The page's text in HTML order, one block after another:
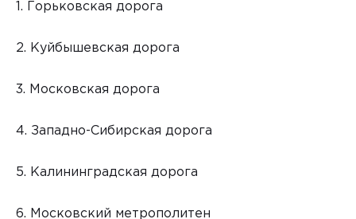
1. Горьковская дорога
2. Куйбышевская дорога
3. Московская дорога
4. Западно-Сибирская дорога
5. Калининградская дорога
6. Московский метрополитен